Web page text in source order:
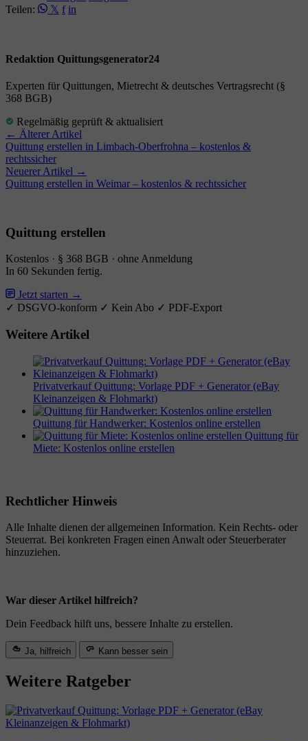
Teilen:
𝕏 f in
Redaktion Quittungsgenerator24
Experten für Quittungen, Mietrecht & deutsches Vertragsrecht (§
368 BGB)
Regelmäßig geprüft & aktualisiert
← Älterer Artikel
Quittung erstellen in Limbach-Oberfrohna – kostenlos &
rechtssicher
Neuerer Artikel →
Quittung erstellen in Weimar – kostenlos & rechtssicher
Quittung erstellen
Kostenlos · § 368 BGB · ohne Anmeldung
In 60 Sekunden fertig.
Jetzt starten →
✓ DSGVO-konform ✓ Kein Abo ✓ PDF-Export
Weitere Artikel
Privatverkauf Quittung: Vorlage PDF + Generator (eBay
Kleinanzeigen & Flohmarkt)
Quittung für Handwerker: Kostenlos online erstellen
Quittung für
Miete: Kostenlos online erstellen
Rechtlicher Hinweis
Alle Inhalte dienen der allgemeinen Information. Kein Rechts- oder
Steuerrat. Bei konkreten Fragen einen Anwalt oder Steuerberater
hinzuziehen.
War dieser Artikel hilfreich?
Dein Feedback hilft uns, bessere Inhalte zu erstellen.
Ja, hilfreich Kann besser sein
Weitere Ratgeber